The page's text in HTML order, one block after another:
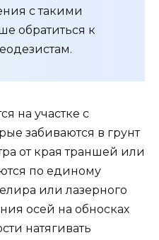
с такими
обратиться к
на участке с
забиваются в грунт
от края траншей или
по единому
или лазерного
осей на обносках
натягивать